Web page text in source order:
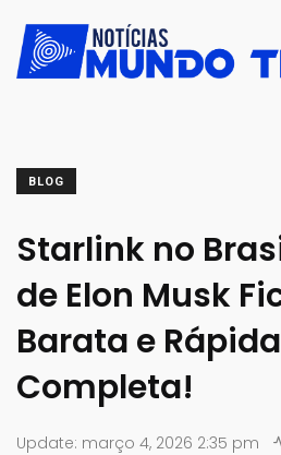
BLOG
Starlink no
de Elon Musk
Barata e
Completa!
Update: março 4, 2026 2:35 pm